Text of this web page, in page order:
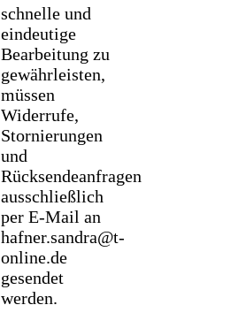
schnelle und
eindeutige
Bearbeitung zu
gewährleisten,
müssen
Widerrufe,
Stornierungen
und
Rücksendeanfragen
ausschließlich
per E-Mail an
hafner.sandra@t-
online.de
gesendet
werden.